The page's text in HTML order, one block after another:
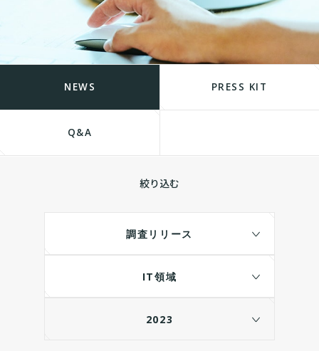
NEWS PRESS KIT
Q&A
絞り込む
調査リリース
IT領域
2023